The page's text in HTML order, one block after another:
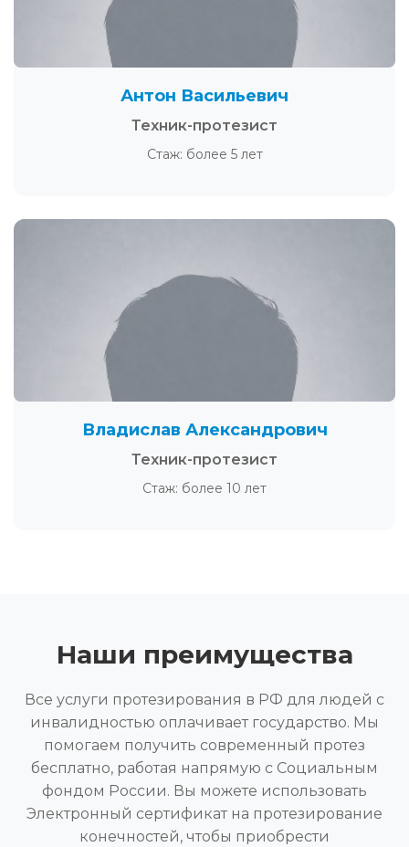
Антон Васильевич
Техник-протезист
Стаж: более 5 лет
Владислав Александрович
Техник-протезист
Стаж: более 10 лет
Наши преимущества
Все услуги протезирования в РФ для людей с
инвалидностью оплачивает государство. Мы
помогаем получить современный протез
бесплатно, работая напрямую с Социальным
фондом России. Вы можете использовать
Электронный сертификат на протезирование
конечностей, чтобы приобрести